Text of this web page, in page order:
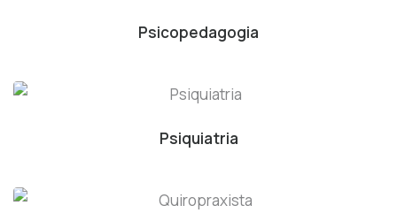
Psicopedagogia
Psiquiatria